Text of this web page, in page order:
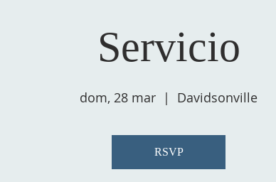
Servicio
dom, 28 mar
  |
Davidsonville
RSVP